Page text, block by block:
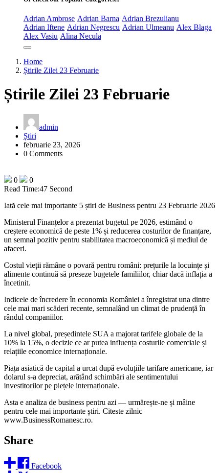
Adrian Ambrose Adrian Barna Adrian Brezulianu
Adrian Iftene Adrian Negrescu Adrian Ulmeanu Alex Blaga
Alex Vasiu Alina Necula
Home
Știrile Zilei 23 Februarie
Știrile Zilei 23 Februarie
admin
Știri
februarie 23, 2026
0 Comments
0
0
Read Time:47 Second
Iată cele mai importante 5 știri de Business pentru 23 Februarie 2026
Ministerul Finanțelor a prezentat bugetul pe 2026, estimând o
creștere economică de peste 1% și reducerea costurilor de finanțare,
un semnal pozitiv pentru stabilitatea macroeconomică și mediul de
afaceri.
Costul vieții rămâne o povară pentru români: prețurile la locuințe și
alimente continuă să preseze bugetele familiilor, chiar dacă inflația a
încetinit.
Indicele de încredere în economia României a înregistrat una dintre
cele mai mari scăderi recente, semnalând un climat de prudență în
rândul companiilor.
La nivel global, președintele SUA a majorat tarifele globale de la
10% la 15%, o decizie ce ar putea influența costurile comerciale și
relațiile economice internaționale.
Piața asiatică de capital a urcat după evoluțiile tarifare americane, iar
dolarul s‑a depreciat, arătând schimbări ale sentimentului
investitorilor pe piețele internaționale.
Asta e analiza de business pentru azi — urmărește‑ne și mâine
pentru cele mai importante știri. Citeste zilnic
www.BusinessRomanesc.ro.
Share
Facebook